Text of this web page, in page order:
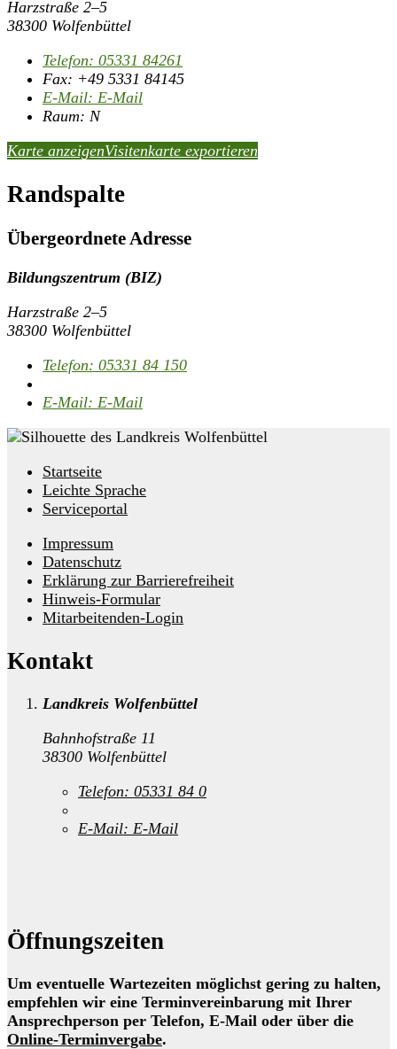
Harzstraße 2–5
38300 Wolfenbüttel
Telefon: 05331 84261
Fax: +49 5331 84145
E-Mail: E-Mail
Raum: N
Karte anzeigenVisitenkarte exportieren
Randspalte
Übergeordnete Adresse
Bildungszentrum (BIZ)
Harzstraße 2–5
38300 Wolfenbüttel
Telefon: 05331 84 150
E-Mail: E-Mail
Startseite
Leichte Sprache
Serviceportal
Impressum
Datenschutz
Erklärung zur Barrierefreiheit
Hinweis-Formular
Mitarbeitenden-Login
Kontakt
Landkreis Wolfenbüttel
Bahnhofstraße 11
38300 Wolfenbüttel
Telefon: 05331 84 0
E-Mail: E-Mail
Öffnungszeiten
Um eventuelle Wartezeiten möglichst gering zu halten,
empfehlen wir eine Terminvereinbarung mit Ihrer
Ansprechperson per Telefon, E-Mail oder über die
Online-Terminvergabe.